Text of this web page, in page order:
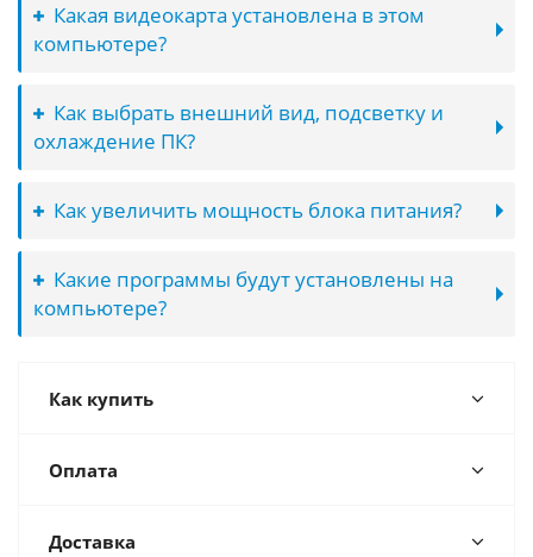
Какая видеокарта установлена в этом
компьютере?
Как выбрать внешний вид, подсветку и
охлаждение ПК?
Как увеличить мощность блока питания?
Какие программы будут установлены на
компьютере?
Как купить
Оплата
Доставка